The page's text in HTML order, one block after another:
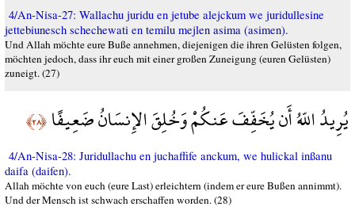
4/An-Nisa-27: Wallachu juridu en jetube alejckum we juridullesine
jettebiunesch schechewati en temilu mejlen asima (asimen).
Und Allah möchte eure Buße annehmen, diejenigen die ihren Gelüsten folgen,
möchten jedoch, dass ihr euch mit einer großen Zuneigung (euren Gelüsten)
zuneigt. (27)
يُرِيدُ اللّهُ أَن يُخَفِّفَ عَنكُمْ وَخُلِقَ الإِنسَانُ ضَعِيفًا﴿٢٨﴾
4/An-Nisa-28: Juridullachu en juchaffife anckum, we hulickal inßanu
daifa (daifen).
Allah möchte von euch (eure Last) erleichtern (indem er eure Bußen annimmt).
Und der Mensch ist schwach erschaffen worden. (28)